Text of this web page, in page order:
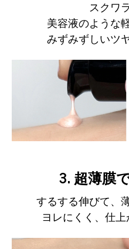
スクワ
美容液のような
みずみずしいツ
3. 超薄膜
するする伸びて、
ヨレにくく、仕